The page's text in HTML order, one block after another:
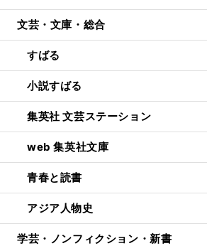
文芸・文庫・総合
すばる
小説すばる
集英社 文芸ステーション
web 集英社文庫
青春と読書
アジア人物史
学芸・ノンフィクション・新書